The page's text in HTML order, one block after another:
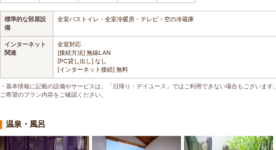
標準的な部屋設
備
全室バストイレ・全室冷暖房・テレビ・空の冷蔵庫
インターネット
関連
全室対応
[接続方法] 無線LAN
[PC貸し出し] なし
[インターネット接続] 無料
・基本情報に記載の設備やサービスは、「日帰り・デイユース」ではご利用できない場合もございます。
ご希望のプラン内容をご確認ください。
温泉・風呂